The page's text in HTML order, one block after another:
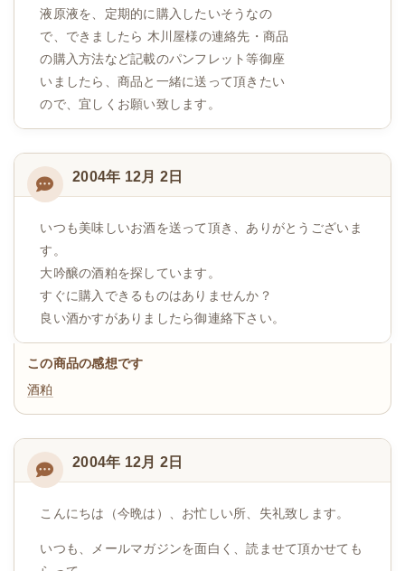
液原液を、定期的に購入したいそうなの
で、できましたら 木川屋様の連絡先・商品
の購入方法など記載のパンフレット等御座
いましたら、商品と一緒に送って頂きたい
ので、宜しくお願い致します。
2004年 12月 2日
いつも美味しいお酒を送って頂き、ありがとうございま
す。
大吟醸の酒粕を探しています。
すぐに購入できるものはありませんか？
良い酒かすがありましたら御連絡下さい。
この商品の感想です
酒粕
2004年 12月 2日
こんにちは（今晩は）、お忙しい所、失礼致します。
いつも、メールマガジンを面白く、読ませて頂かせても